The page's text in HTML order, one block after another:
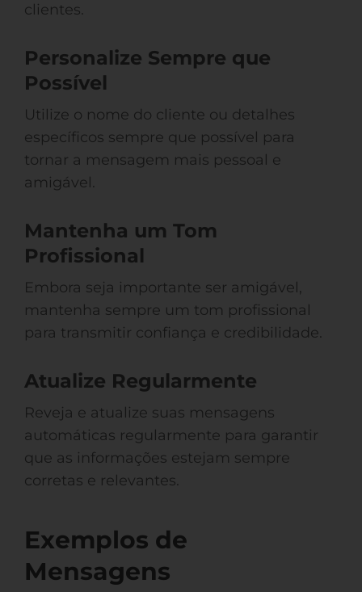
clientes.
Personalize Sempre que
Possível
Utilize o nome do cliente ou detalhes
específicos sempre que possível para
tornar a mensagem mais pessoal e
amigável.
Mantenha um Tom
Profissional
Embora seja importante ser amigável,
mantenha sempre um tom profissional
para transmitir confiança e credibilidade.
Atualize Regularmente
Reveja e atualize suas mensagens
automáticas regularmente para garantir
que as informações estejam sempre
corretas e relevantes.
Exemplos de
Mensagens